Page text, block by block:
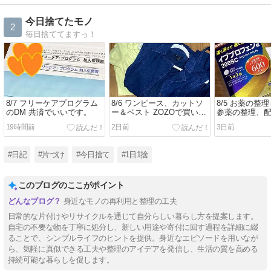
2
今日捨てたモノ
毎日捨ててますっ！
8/7 フリーケアプログラム
のDM 共済でいいです。
19時間前
8/6 ワンピース、カットソ
ー＆ベスト ZOZOで買い物
して、買い取りしてもらい
ました。
2日前
8/5 お薬の整
参薬の整理、
3日前
#日記 #片づけ #今日捨て #1日1捨
このブログのここがポイント
身近なモノの再利用と整理の工夫
日常的な片付けやリサイクルを通じて自分らしい暮らし方を提案します。
自宅の不要な物を丁寧に処分し、新しい用途や寄付に回す過程を詳細に綴
ることで、シンプルライフのヒントを提供。身近なエピソードを用いなが
ら、気軽に真似できる工夫や整理のアイデアを発信し、生活の質を高める
持続可能な暮らしを促します。